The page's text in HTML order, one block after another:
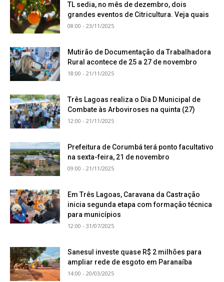
TL sedia, no mês de dezembro, dois
grandes eventos de Citricultura. Veja quais
08:00 - 23/11/2025
Mutirão de Documentação da Trabalhadora
Rural acontece de 25 a 27 de novembro
18:00 - 21/11/2025
Três Lagoas realiza o Dia D Municipal de
Combate às Arboviroses na quinta (27)
12:00 - 21/11/2025
Prefeitura de Corumbá terá ponto facultativo
na sexta-feira, 21 de novembro
09:00 - 21/11/2025
Em Três Lagoas, Caravana da Castração
inicia segunda etapa com formação técnica
para municípios
12:00 - 31/07/2025
Sanesul investe quase R$ 2 milhões para
ampliar rede de esgoto em Paranaíba
14:00 - 20/03/2025